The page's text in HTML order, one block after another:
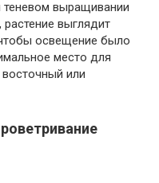
теневом выращивании
выглядит
освещение было
место для
или